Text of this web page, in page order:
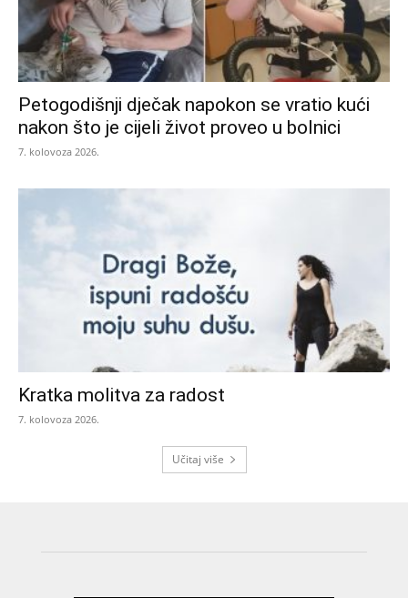
Petogodišnji dječak napokon se vratio kući
nakon što je cijeli život proveo u bolnici
7. kolovoza 2026.
Kratka molitva za radost
7. kolovoza 2026.
Učitaj više